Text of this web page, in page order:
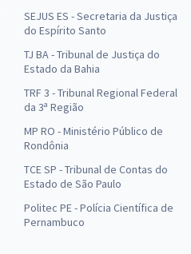
SEJUS ES - Secretaria da Justiça
do Espírito Santo
TJ BA - Tribunal de Justiça do
Estado da Bahia
TRF 3 - Tribunal Regional Federal
da 3ª Região
MP RO - Ministério Público de
Rondônia
TCE SP - Tribunal de Contas do
Estado de São Paulo
Politec PE - Polícia Científica de
Pernambuco